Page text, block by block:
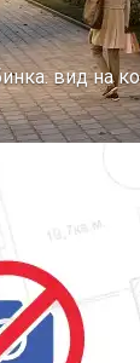
вид на